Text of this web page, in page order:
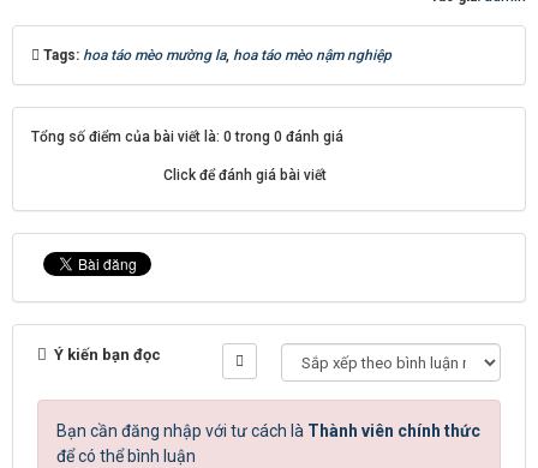
Tags: hoa táo mèo mường la, hoa táo mèo nậm nghiệp
Tổng số điểm của bài viết là: 0 trong 0 đánh giá
Click để đánh giá bài viết
Ý kiến bạn đọc
Bạn cần đăng nhập với tư cách là Thành viên chính thức
để có thể bình luận